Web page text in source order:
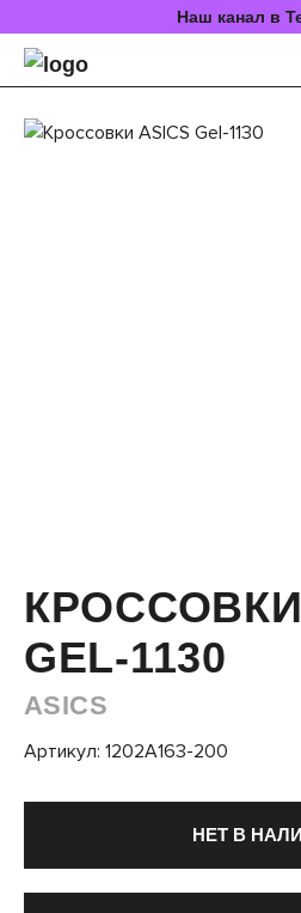
Наш канал в
КРОССОВКИ
GEL-1130
ASICS
Артикул: 1202A163-200
НЕТ В